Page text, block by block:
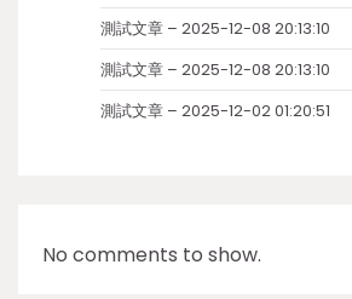
測試文章 – 2025-12-08 20:13:10
測試文章 – 2025-12-08 20:13:10
測試文章 – 2025-12-02 01:20:51
No comments to show.